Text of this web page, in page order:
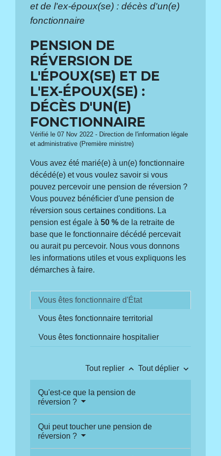
et de l'ex-époux(se) : décès d'un(e)
fonctionnaire
PENSION DE
RÉVERSION DE
L'ÉPOUX(SE) ET DE
L'EX-ÉPOUX(SE) :
DÉCÈS D'UN(E)
FONCTIONNAIRE
Vérifié le 07 Nov 2022 - Direction de l'information légale
et administrative (Première ministre)
Vous avez été marié(e) à un(e) fonctionnaire
décédé(e) et vous voulez savoir si vous
pouvez percevoir une pension de réversion ?
Vous pouvez bénéficier d'une pension de
réversion sous certaines conditions. La
pension est égale à50 % de la retraite de
base que le fonctionnaire décédé percevait
ou aurait pu percevoir. Nous vous donnons
les informations utiles et vous expliquons les
démarches à faire.
Vous êtes fonctionnaire d'État
Vous êtes fonctionnaire territorial
Vous êtes fonctionnaire hospitalier
Tout replier keyboard_arrow_up Tout déplier keyboard_arrow_down
Qu'est-ce que la pension de
réversion ?
Qui peut toucher une pension de
réversion ?